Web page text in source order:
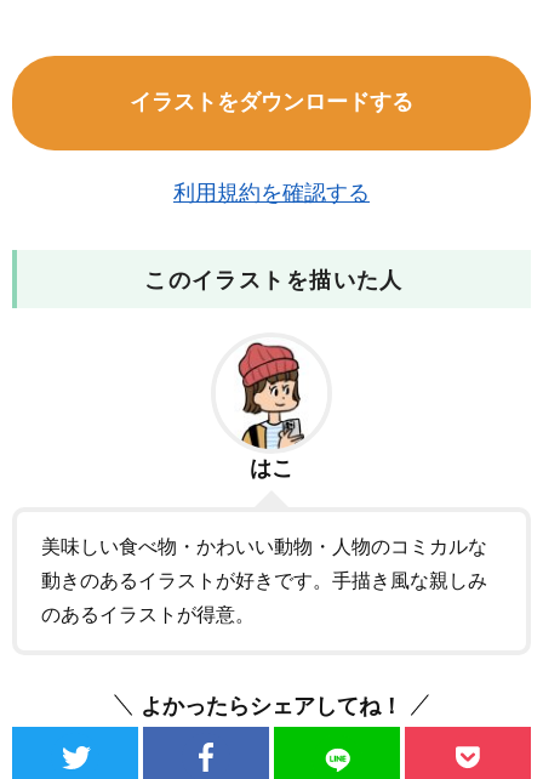
イラストをダウンロードする
利用規約を確認する
このイラストを描いた人
はこ
美味しい食べ物・かわいい動物・人物のコミカルな
動きのあるイラストが好きです。手描き風な親しみ
のあるイラストが得意。
よかったらシェアしてね！